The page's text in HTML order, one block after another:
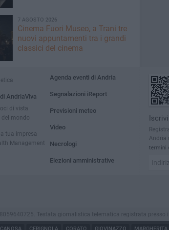
7 AGOSTO 2026
Cinema Fuori Museo, a Trani tre
nuovi appuntamenti tra i grandi
classici del cinema
AndriaViva
di vista
del mondo
tua impresa
Management
Agenda eventi di Andria
Segnalazioni iReport
Previsioni meteo
Video
Necrologi
Elezioni amministrative
Andria
termini
Testata giornalistica telematica registrata presso
CANOSA CERIGNOLA CORATO GIOVINAZZO